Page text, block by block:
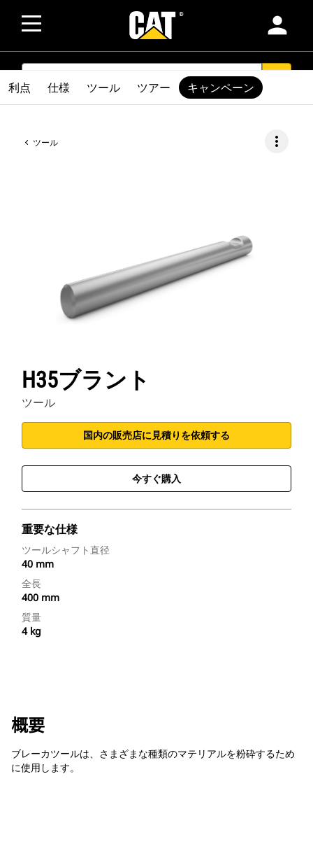
person
SEARCH
ツール more_vert
H35ブラント
ツール
国内の販売店に見積りを依頼する
今すぐ購入
重要な仕様
ツールシャフト直径
40 mm
全長
400 mm
質量
4 kg
利点 仕様 ツール ツアー キャンペーン
概要
ブレーカツールは、さまざまな種類のマテリアルを粉砕するため
に使用します。